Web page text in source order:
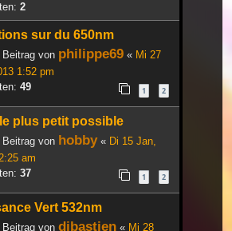
2
sur du 650nm
Beitrag von philippe69 « Mi 27
1:52 pm
49 1 2
plus petit possible
Beitrag von hobby« Di 15 Jan,
am
37 1 2
Vert 532nm
Beitrag von djbastien « Mi 28